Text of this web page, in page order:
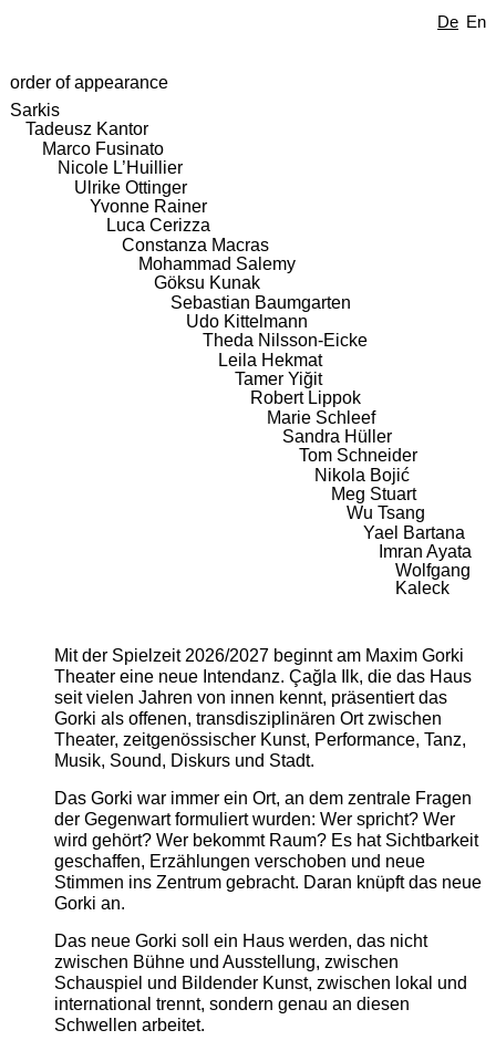
De En
order of appearance
Sarkis
Tadeusz Kantor
Marco Fusinato
Nicole L’Huillier
Ulrike Ottinger
Yvonne Rainer
Luca Cerizza
Constanza Macras
Mohammad Salemy
Göksu Kunak
Sebastian Baumgarten
Udo Kittelmann
Theda Nilsson-Eicke
Leila Hekmat
Tamer Yiğit
Robert Lippok
Marie Schleef
Sandra Hüller
Tom Schneider
Nikola Bojić
Meg Stuart
Wu Tsang
Yael Bartana
Imran Ayata
Wolfgang
Kaleck
Mit der Spielzeit 2026/2027 beginnt am Maxim Gorki
Theater eine neue Intendanz. Çağla Ilk, die das Haus
seit vielen Jahren von innen kennt, präsentiert das
Gorki als offenen, transdisziplinären Ort zwischen
Theater, zeitgenössischer Kunst, Performance, Tanz,
Musik, Sound, Diskurs und Stadt.
Das Gorki war immer ein Ort, an dem zentrale Fragen
der Gegenwart formuliert wurden: Wer spricht? Wer
wird gehört? Wer bekommt Raum? Es hat Sichtbarkeit
geschaffen, Erzählungen verschoben und neue
Stimmen ins Zentrum gebracht. Daran knüpft das neue
Gorki an.
Das neue Gorki soll ein Haus werden, das nicht
zwischen Bühne und Ausstellung, zwischen
Schauspiel und Bildender Kunst, zwischen lokal und
international trennt, sondern genau an diesen
Schwellen arbeitet.